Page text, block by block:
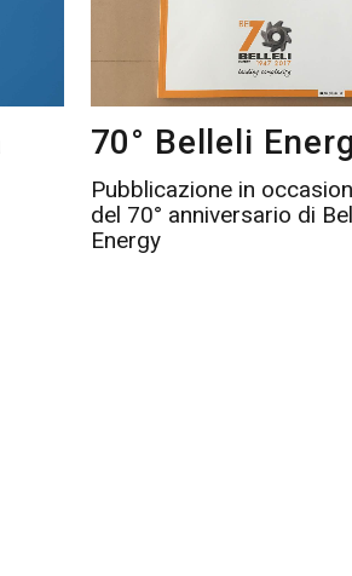
70° Belleli
Pubblicazione in
del 70° anniversario di
Energy